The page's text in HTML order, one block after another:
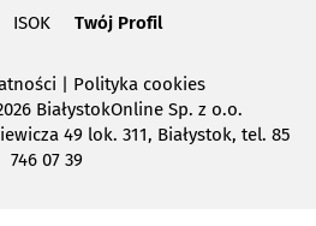
ISOK Twój Profil
| Polityka cookies
BiałystokOnline Sp. z o.o.
49 lok. 311, Białystok, tel. 85
746 07 39